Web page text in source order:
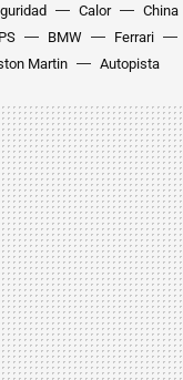
Calor China
BMW Ferrari
Martin
Autopista